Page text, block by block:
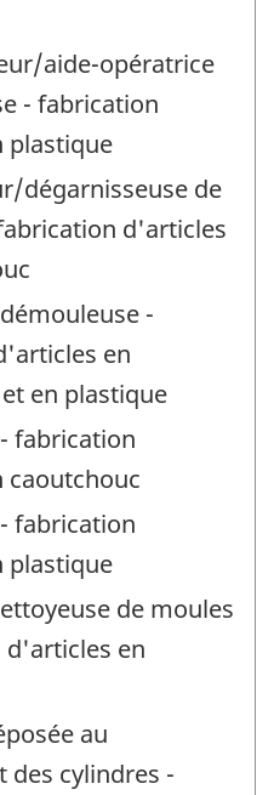
aide-opératrice
- fabrication
plastique
dégarnisseuse de
d'articles
-
en
en plastique
fabrication
caoutchouc
fabrication
plastique
de moules
en
au
des cylindres -